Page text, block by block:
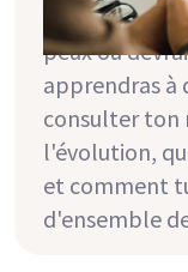
demandes
peux ou
apprendras à
consulter ton
l'évolution,
et comment
d'ensemble